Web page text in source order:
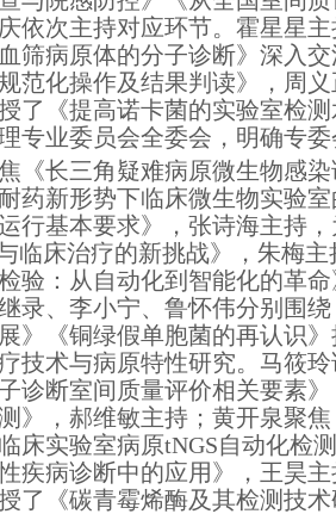
依次主持对应环节。霍星星
筛病原体的分子诊断》深入
范化操作及结果判读》，周
了《提高诺卡菌的实验室检
专业委员会全委会，明确专
《长三角疑难病原微生物感
药新形势下临床微生物实验
行基本要求》，张诗海主持
与临床治疗的新挑战》，朱梅
验：从自动化到智能化的革
录、李小宁、鲁怀伟分别围
》《铜绿假单胞菌的再认识
技术与病原特性研究。马筱
诊断室间质量评价相关要素
》，郝维敏主持；黄开泉聚
床实验室病原tNGS自动化检
疾病诊断中的应用》，王昊
了《碳青霉烯酶及其检测技